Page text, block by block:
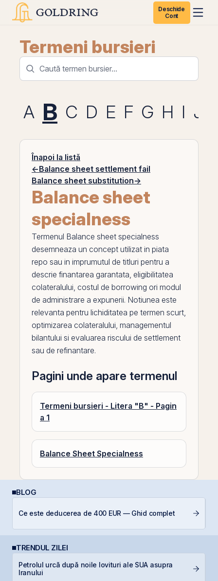
Deschide
Cont
Termeni bursieri
A B C D E F G H I J
Înapoi la listă
←Balance sheet settlement fail
Balance sheet substitution→
Balance sheet
specialness
Termenul Balance sheet specialness
desemneaza un concept utilizat in piata
repo sau in imprumutul de titluri pentru a
descrie finantarea garantata, eligibilitatea
colateralului, costul de borrowing ori modul
de administrare a expunerii. Notiunea este
relevanta pentru lichiditatea pe termen scurt,
optimizarea colateralului, managementul
bilantului si evaluarea riscului de settlement
sau de refinantare.
Pagini unde apare termenul
Termeni bursieri - Litera "B" - Pagin
a 1
Balance Sheet Specialness
BLOG
Ce este deducerea de 400 EUR — Ghid complet
TRENDUL ZILEI
Petrolul urcă după noile lovituri ale SUA asupra
Iranului